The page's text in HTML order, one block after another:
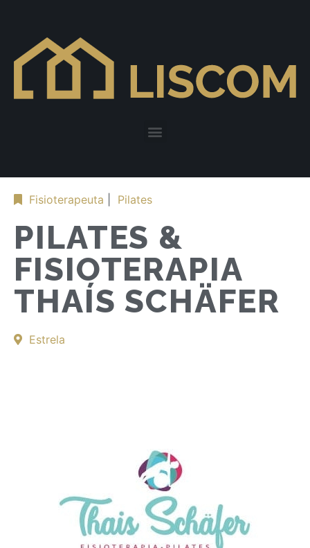
Fisioterapeuta Pilates
PILATES &
FISIOTERAPIA
THAÍS SCHÄFER
Estrela